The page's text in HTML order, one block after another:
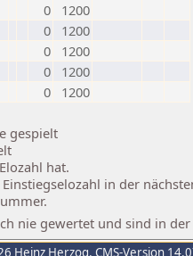
0
1200
0
1200
0
1200
0
1200
0
1200
gespielt
hat.
in der
nie gewertet und sind in
Heinz Herzog, CMS-Version